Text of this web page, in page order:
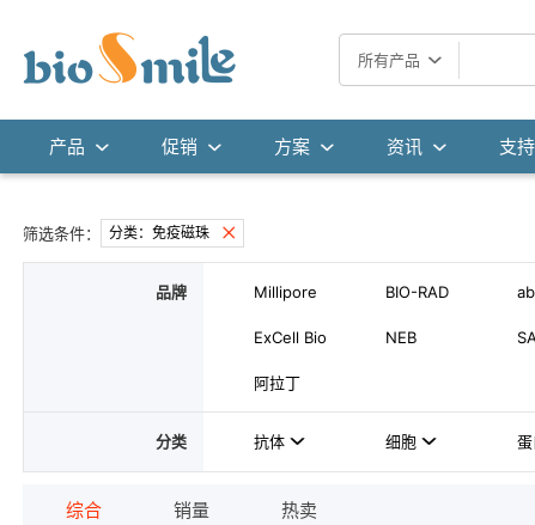
所有产品
产品 促销 方案 资讯 支持
筛选条件： 分类：免疫磁珠
品牌 Millipore BIO-RAD
ExCell Bio NEB
阿拉丁
分类 抗体 细胞
综合 销量 热卖